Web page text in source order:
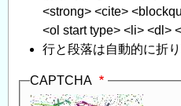
<strong> <cite>
<ol start type> <li> <dl>
行と段落は自動的に折り
CAPTCHA